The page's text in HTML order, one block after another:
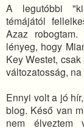
A legutóbbi
témájától
Azaz
lényeg, hogy
Key Westet,
változatosság,
Ennyi volt a jó
blog. Késő van
nem